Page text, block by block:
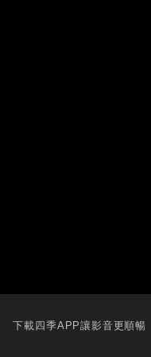
下載四季APP讓影音更順暢